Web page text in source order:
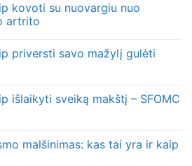
kovoti su nuovargiu nuo
artrito
priversti savo mažylį gulėti
išlaikyti sveiką makštį – SFOMC
malšinimas: kas tai yra ir kaip